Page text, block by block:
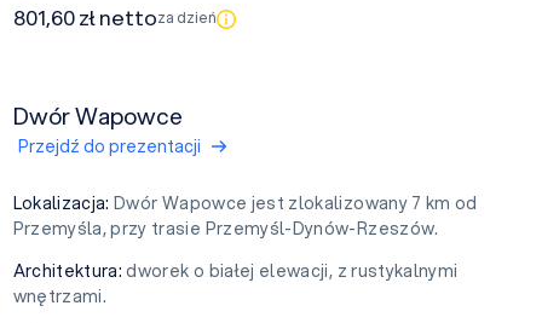
801,60 zł nettoza dzień
Dwór Wapowce
Przejdź do prezentacji
Lokalizacja:Dwór Wapowce jest zlokalizowany 7 km od
Przemyśla, przy trasie Przemyśl-Dynów-Rzeszów.
Architektura:dworek o białej elewacji, z rustykalnymi
wnętrzami.